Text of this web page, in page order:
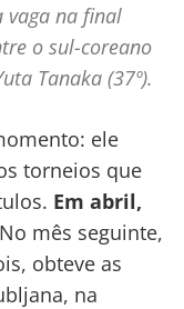
vaga na final
o sul-coreano
Tanaka (37º).
ele
torneios que
Em abril,
No mês seguinte,
obteve as
na